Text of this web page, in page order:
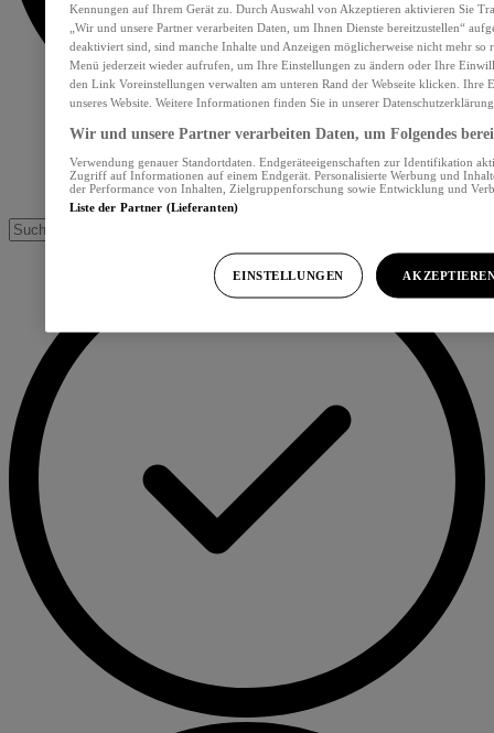
Kennungen auf Ihrem Gerät zu. Durch Auswahl von Akzeptieren aktivieren Sie
„Wir und unsere Partner verarbeiten Daten, um Ihnen Dienste bereitzustellen“
deaktiviert sind, sind manche Inhalte und Anzeigen möglicherweise nicht mehr so
Menü jederzeit wieder aufrufen, um Ihre Einstellungen zu ändern oder Ihre
den Link Voreinstellungen verwalten am unteren Rand der Webseite klicken. Ihre
unseres Website. Weitere Informationen finden Sie in unserer
Wir und unsere Partner verarbeiten Daten, um Folgendes
Verwendung genauer Standortdaten. Endgeräteeigenschaften zur Identifikation
Zugriff auf Informationen auf einem Endgerät. Personalisierte Werbung und
der Performance von Inhalten, Zielgruppenforschung sowie Entwicklung und
Liste der Partner (Lieferanten)
EINSTELLUNGEN